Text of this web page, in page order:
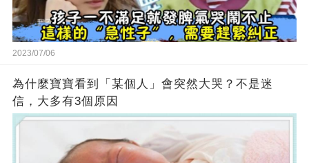
2023/07/06
為什麼寶寶看到「某個人」會突然大哭？不是迷
信，大多有3個原因